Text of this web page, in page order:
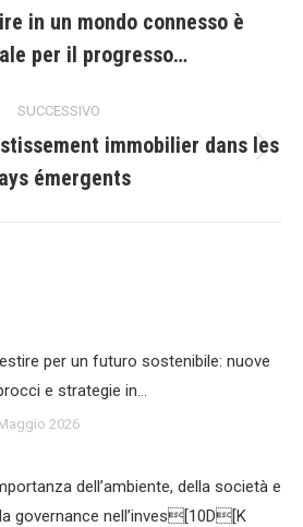
precedente:
in un mondo connesso è
per il progresso…
SUCCESSIVO
post:
immobilier dans les
émergents
per un futuro sostenibile: nuove
e strategie in…
2026
dell’ambiente, della società e
governance nell’inves[10D[K